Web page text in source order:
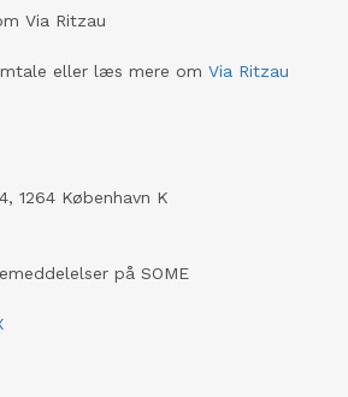
Via Ritzau
eller læs mere om Via Ritzau
1264 København K
på SOME